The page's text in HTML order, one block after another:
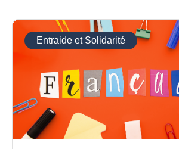
Entraide et Solidarité